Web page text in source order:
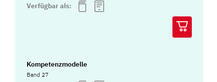
Verfügbar als:
Kompetenzmodelle
Band 27